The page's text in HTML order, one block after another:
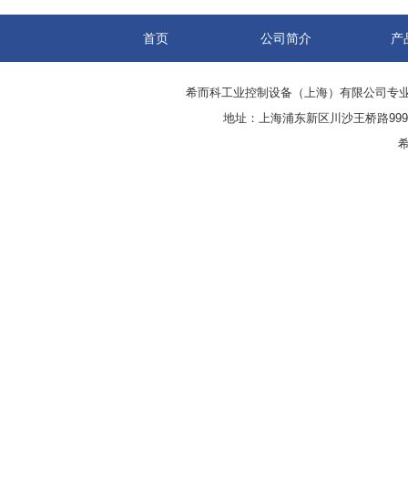
首页 公司简介 产
希而科工业控制设备（上海）有限公司专
地址：上海浦东新区川沙王桥路